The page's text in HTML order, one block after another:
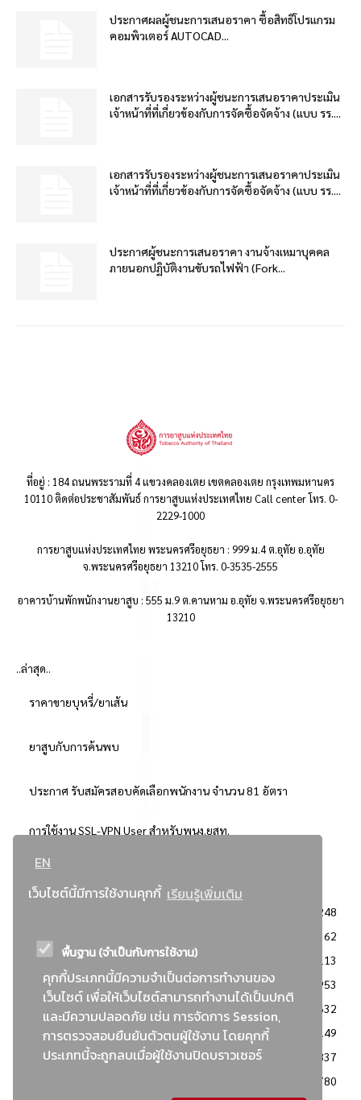
EN
เว็บไซต์นี้มีการใช้งานคุกกี้ เรียนรู้เพิ่มเติม
พื้นฐาน (จำเป็นกับการใช้งาน)
คุกกี้ประเภทนี้มีความจำเป็นต่อการทำงานของ
เว็บไซต์ เพื่อให้เว็บไซต์สามารถทำงานได้เป็นปกติ
และมีความปลอดภัย เช่น การจัดการ Session,
การตรวจสอบยืนยันตัวตนผู้ใช้งาน โดยคุกกี้
ประเภทนี้จะถูกลบเมื่อผู้ใช้งานปิดบราวเซอร์
ประกาศผลผู้ชนะการเสนอราคา ซื้อสิทธิโปรแกรม
คอมพิวเตอร์ AUTOCAD...
เอกสารรับรองระหว่างผู้ชนะการเสนอราคาประเมิน
เจ้าหน้าที่ที่เกี่ยวข้องกับการจัดซื้อจัดจ้าง (แบบ รร....
เอกสารรับรองระหว่างผู้ชนะการเสนอราคาประเมิน
เจ้าหน้าที่ที่เกี่ยวข้องกับการจัดซื้อจัดจ้าง (แบบ รร....
ประกาศผู้ชนะการเสนอราคา งานจ้างเหมาบุคคล
ภายนอกปฏิบัติงานขับรถไฟฟ้า (Fork...
ที่อยู่ : 184 ถนนพระรามที่ 4 แขวงคลองเตย เขตคลองเตย กรุงเทพมหานคร
10110 ติดต่อประชาสัมพันธ์ การยาสูบแห่งประเทศไทย Call center โทร. 0-
2229-1000
การยาสูบแห่งประเทศไทย พระนครศรีอยุธยา : 999 ม.4 ต.อุทัย อ.อุทัย
จ.พระนครศรีอยุธยา 13210 โทร. 0-3535-2555
อาคารบ้านพักพนักงานยาสูบ : 555 ม.9 ต.คานหาม อ.อุทัย จ.พระนครศรีอยุธยา
13210
..ล่าสุด..
ราคาขายบุหรี่/ยาเส้น
ยาสูบกับการค้นพบ
ประกาศ รับสมัครสอบคัดเลือกพนักงาน จำนวน 81 อัตรา
การใช้งาน SSL-VPN User สำหรับพนง.ยสท.
..ยอดนิยม..
3248
2362
: วิธีเฉพาะเจาะจง
2113
ข่าวสาร/ประกาศ
1953
: เอกสารส่งเสริมความโปร่งใสในการจัดซื้อจัดจ้าง
1632
ข่าวสารจัดซื้อจัดจ้าง
1149
: แผนการจัดซื้อจัดจ้าง
837
780